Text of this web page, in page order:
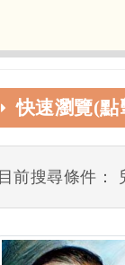
快速瀏覽(點
目前搜尋條件：